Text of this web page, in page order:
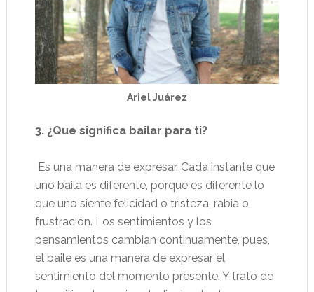
Ariel Juárez
3. ¿Que significa bailar para ti?
Es una manera de expresar. Cada instante que
uno baila es diferente, porque es diferente lo
que uno siente felicidad o tristeza, rabia o
frustración. Los sentimientos y los
pensamientos cambian continuamente, pues,
el baile es una manera de expresar el
sentimiento del momento presente. Y trato de